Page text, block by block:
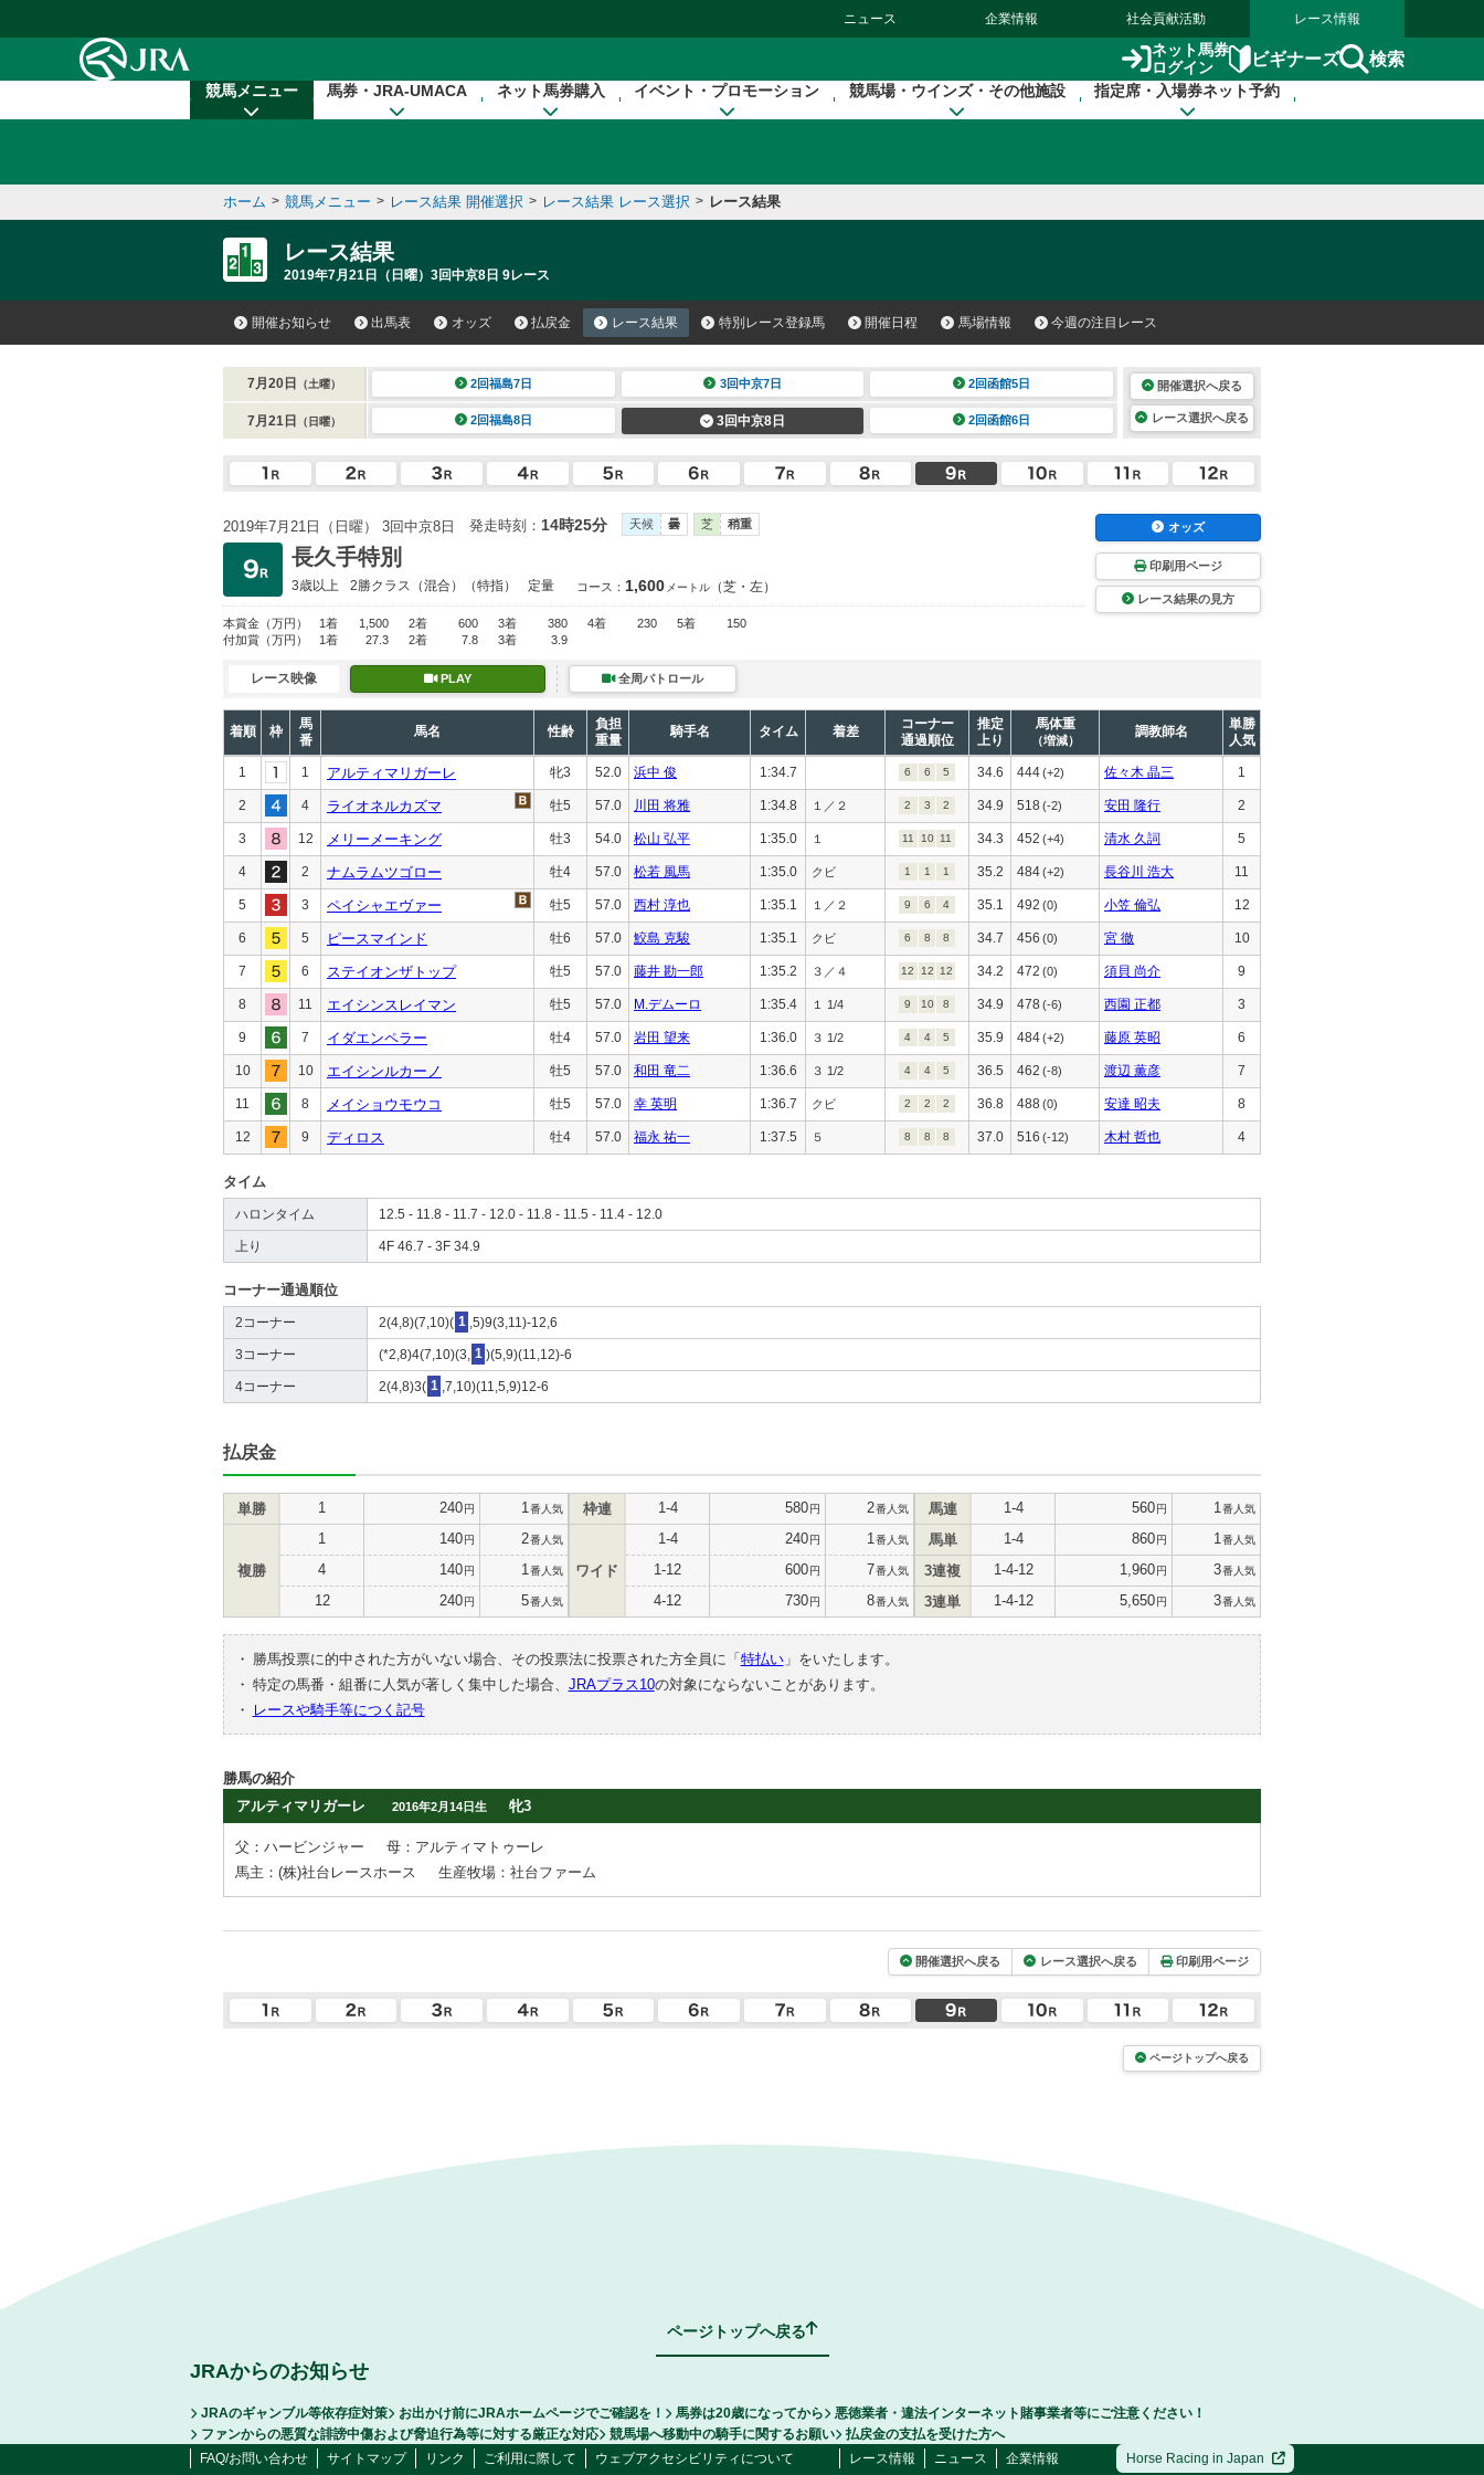
ニュース 企業情報 社会貢献活動 レース情報
ネット馬券
ログイン
ビギナーズ 検索
競馬メニュー 馬券・JRA-UMACA ネット馬券購入 イベント・プロモーション 競馬場・ウインズ・その他施設 指定席・入場券ネット予約
ホーム > 競馬メニュー > レース結果 開催選択 > レース結果 レース選択 > レース結果
レース結果
2019年7月21日（日曜）3回中京8日 9レース
開催お知らせ 出馬表 オッズ 払戻金 レース結果 特別レース登録馬 開催日程 馬場情報 今週の注目レース
7月20日 （土曜） 2回福島7日 3回中京7日 2回函館5日
7月21日 （日曜） 2回福島8日 3回中京8日 2回函館6日
開催選択へ戻る
レース選択へ戻る
2019年7月21日（日曜） 3回中京8日 発走時刻： 14時25分 天候 曇 芝 稍重
長久手特別
3歳以上 2勝クラス （混合）（特指） 定量 コース： 1,600 メートル （芝・左）
本賞金 （万円） 1着 1,500 2着 600 3着 380 4着 230 5着
150
付加賞 （万円） 1着 27.3 2着 7.8 3着 3.9
オッズ
印刷用ページ
レース結果の見方
レース映像 PLAY 全周パトロール
着順 枠
馬
番
馬名 性齢
負担
重量
騎手名 タイム 着差
コーナー
通過順位
推定
上り
馬体重
（増減）
調教師名
単勝
人気
1 1 アルティマリガーレ 牝3 52.0 浜中 俊 1:34.7 6 6 5 34.6 444(+2) 佐々木 晶三 1
2 4 ライオネルカズマ 牡5 57.0 川田 将雅 1:34.8 １／２ 2 3 2 34.9 518 (-2) 安田 隆行 2
3 12 メリーメーキング 牡3 54.0 松山 弘平 1:35.0 １ 11 10 11 34.3 452 (+4) 清水 久詞 5
4 2 ナムラムツゴロー 牡4 57.0 松若 風馬 1:35.0 クビ 1 1 1 35.2 484(+2) 長谷川 浩大 11
5 3 ペイシャエヴァー 牡5 57.0 西村 淳也 1:35.1 １／２ 9 6 4 35.1 492 (0) 小笠 倫弘 12
6 5 ピースマインド 牡6 57.0 鮫島 克駿 1:35.1 クビ 6 8 8 34.7 456 (0) 宮 徹 10
7 6 ステイオンザトップ 牡5 57.0 藤井 勘一郎 1:35.2 ３／４ 12 12 12 34.2 472 (0) 須貝 尚介 9
8 11 エイシンスレイマン 牡5 57.0 M.デムーロ 1:35.4 １ 1/4 9 10 8 34.9 478 (-6) 西園 正都 3
9 7 イダエンペラー 牡4 57.0 岩田 望来 1:36.0 ３ 1/2 4 4 5 35.9 484(+2) 藤原 英昭 6
10 10 エイシンルカーノ 牡5 57.0 和田 竜二 1:36.6 ３ 1/2 4 4 5 36.5 462 (-8) 渡辺 薫彦 7
11 8 メイショウモウコ 牡5 57.0 幸 英明 1:36.7 クビ 2 2 2 36.8 488(0) 安達 昭夫 8
12 9 ディロス 牡4 57.0 福永 祐一 1:37.5 ５ 8 8 8 37.0 516 (-12) 木村 哲也 4
タイム
ハロンタイム 12.5 - 11.8 - 11.7 - 12.0 - 11.8 - 11.5 - 11.4 - 12.0
上り 4F 46.7 - 3F 34.9
コーナー通過順位
2コーナー 2(4,8)(7,10)( 1 ,5)9(3,11)-12,6
3コーナー (*2,8)4(7,10)(3, 1 )(5,9)(11,12)-6
4コーナー 2(4,8)3( 1 ,7,10)(11,5,9)12-6
払戻金
単勝 1 240円 1 番人気
複勝
1 140円 2番人気
4 140円 1 番人気
12 240円 5番人気
枠連 1-4 580円 2番人気
ワイド
1-4 240円 1 番人気
1-12 600円 7番人気
4-12 730円 8番人気
馬連 1-4 560円 1 番人気
馬単 1-4 860円 1 番人気
3連複 1-4-12 1,960円 3番人気
3連単 1-4-12 5,650円 3番人気
・ 勝馬投票に的中された方がいない場合、その投票法に投票された方全員に「 特払い」をいたします。
・ 特定の馬番・組番に人気が著しく集中した場合、 JRAプラス10の対象にならないことがあります。
・
レースや騎手等につく記号
勝馬の紹介
アルティマリガーレ
2016年2月14日生 牝3
父：ハービンジャー
母：アルティマトゥーレ
馬主：(株)社台レースホース
生産牧場：社台ファーム
開催選択へ戻る レース選択へ戻る 印刷用ページ
ページトップへ戻る
ページトップへ戻る
JRAからのお知らせ
JRAのギャンブル等依存症対策 お出かけ前にJRAホームページでご確認を！ 馬券は20歳になってから
悪徳業者・違法インターネット賭事業者等にご注意ください！
ファンからの悪質な誹謗中傷および脅迫行為等に対する厳正な対応
競馬場へ移動中の騎手に関するお願い
払戻金の支払を受けた方へ
FAQ/お問い合わせ
サイトマップ リンク ご利用に際して ウェブアクセシビリティについて レース情報 ニュース 企業情報 Horse Racing in Japan